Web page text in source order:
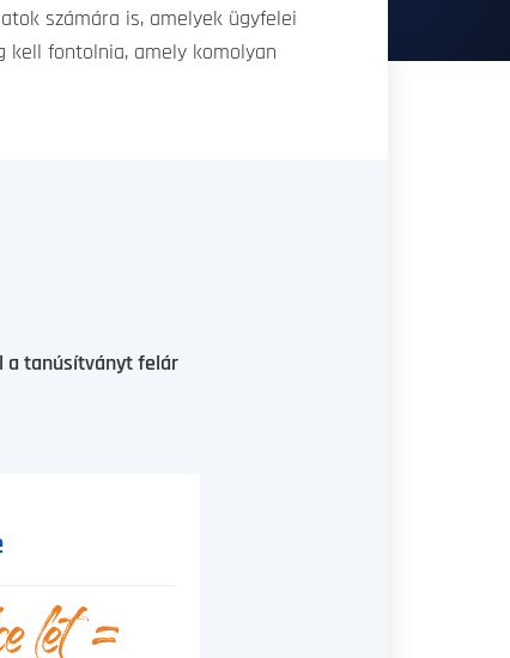
számára is, amelyek ügyfelei
kell fontolnia, amely komolyan
a tanúsítványt felár